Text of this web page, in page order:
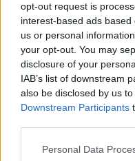
opt-out request is
interest-based ads
us or personal
your opt-out. You may
disclosure of your
IAB’s list of downstream
also be disclosed by us
Downstream Participants
Please note that this
Personal Data
Urządzenia
SMARTFONY
TABLETY
WEARABLE
TV
Recenzje
Porównania
Porady